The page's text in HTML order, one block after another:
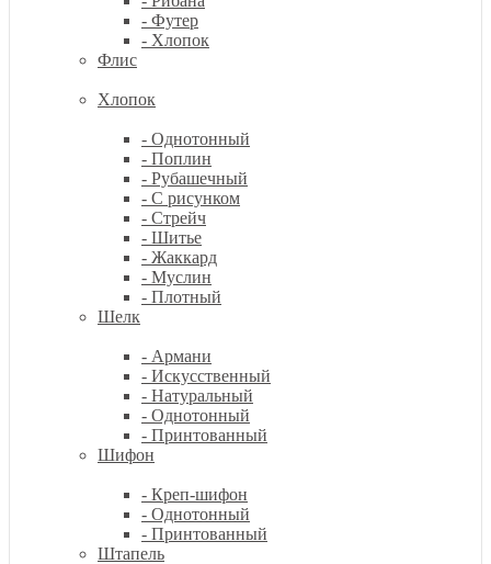
- Футер
- Хлопок
Флис
Хлопок
- Однотонный
- Поплин
- Рубашечный
- С рисунком
- Стрейч
- Шитье
- Жаккард
- Муслин
- Плотный
Шелк
- Армани
- Искусственный
- Натуральный
- Однотонный
- Принтованный
Шифон
- Креп-шифон
- Однотонный
- Принтованный
Штапель